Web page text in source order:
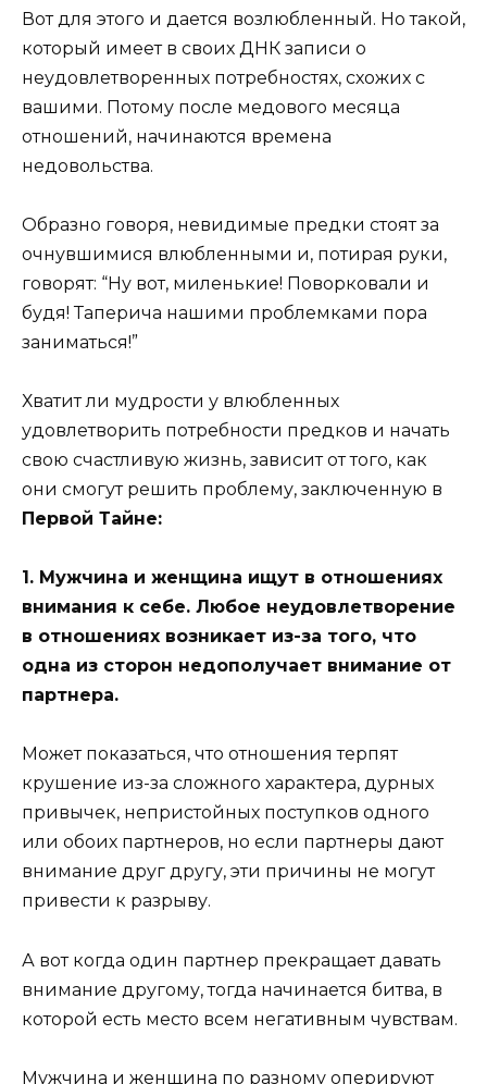
Вот для этого и дается возлюбленный. Но такой,
который имеет в своих ДНК записи о
неудовлетворенных потребностях, схожих с
вашими. Потому после медового месяца
отношений, начинаются времена
недовольства.
Образно говоря, невидимые предки стоят за
очнувшимися влюбленными и, потирая руки,
говорят: “Ну вот, миленькие! Поворковали и
будя! Таперича нашими проблемками пора
заниматься!”
Хватит ли мудрости у влюбленных
удовлетворить потребности предков и начать
свою счастливую жизнь, зависит от того, как
они смогут решить проблему, заключенную в
Первой Тайне:
1. Мужчина и женщина ищут в отношениях
внимания к себе. Любое неудовлетворение
в отношениях возникает из-за того, что
одна из сторон недополучает внимание от
партнера.
Может показаться, что отношения терпят
крушение из-за сложного характера, дурных
привычек, непристойных поступков одного
или обоих партнеров, но если партнеры дают
внимание друг другу, эти причины не могут
привести к разрыву.
А вот когда один партнер прекращает давать
внимание другому, тогда начинается битва, в
которой есть место всем негативным чувствам.
Мужчина и женщина по разному оперируют